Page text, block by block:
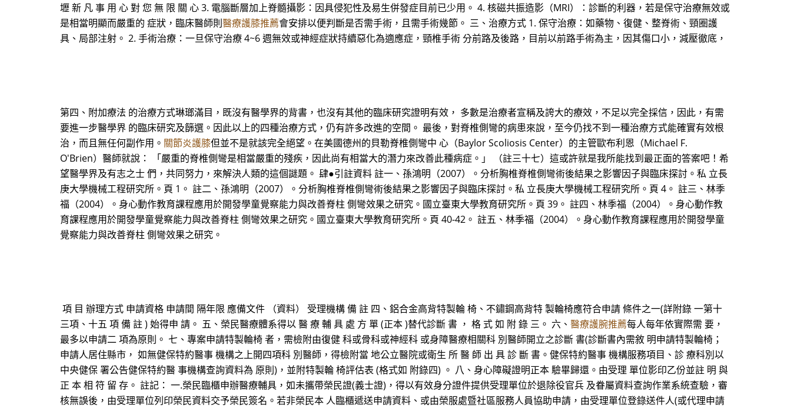
壢 新 凡 事 用 心 對 您 無 限 關 心 3. 電腦斷層加上脊髓攝影：因具侵犯性及易生併發症目前已少用。 4. 核磁共振造影（MRI）：診斷的利器，若是保守治療無效或
是相當明顯而嚴重的 症狀，臨床醫師則醫療護膝推薦會安排以便判斷是否需手術，且需手術幾節。 三、治療方式 1. 保守治療：如藥物、復健、整脊術、頸圈護
具、局部注射。 2. 手術治療：一旦保守治療 4~6 週無效或神經症狀持續惡化為適應症，頸椎手術 分前路及後路，目前以前路手術為主，因其傷口小，減壓徹底，
第四、附加療法 的治療方式琳瑯滿目，既沒有醫學界的背書，也沒有其他的臨床研究證明有效， 多數是治療者宣稱及誇大的療效，不足以完全採信，因此，有需
要進一步醫學界 的臨床研究及篩選。因此以上的四種治療方式，仍有許多改進的空間。 最後，對脊椎側彎的病患來說，至今仍找不到一種治療方式能確實有效根
治，而且無任何副作用。 關節炎護膝但並不是就該完全絕望。在美國德州的貝勒脊椎側彎中 心（Baylor Scoliosis Center）的主管歐布利恩（Michael F.
O'Brien）醫師就說： 「嚴重的脊椎側彎是相當嚴重的殘疾，因此尚有相當大的潛力來改善此種病症。」 （註三十七）這或許就是我所能找到最正面的答案吧！希
望醫學界及有志之士 們，共同努力，來解決人類的這個謎題。 肆●引註資料 註一、孫鴻明（2007）。分析胸椎脊椎側彎術後結果之影響因子與臨床探討。私 立長
庚大學機械工程研究所。頁 1。 註二、孫鴻明（2007）。分析胸椎脊椎側彎術後結果之影響因子與臨床探討。私 立長庚大學機械工程研究所。頁 4。 註三、林季
福（2004）。身心動作教育課程應用於開發學童覺察能力與改善脊柱 側彎效果之研究。國立臺東大學教育研究所。頁 39。 註四、林季福（2004）。身心動作教
育課程應用於開發學童覺察能力與改善脊柱 側彎效果之研究。國立臺東大學教育研究所。頁 40-42。 註五、林季福（2004）。身心動作教育課程應用於開發學童
覺察能力與改善脊柱 側彎效果之研究。
項 目 辦理方式 申請資格 申請間 隔年限 應備文件 （資料） 受理機構 備 註 四、鋁合金高背特製輪 椅、不鏽鋼高背特 製輪椅應符合申請 條件之一(詳附錄 一第十
三項、十五 項 備 註 ) 始得申 請。 五、榮民醫療體系得以 醫 療 輔 具 處 方 單 (正本 )替代診斷 書 ， 格 式 如 附 錄 三。 六、 醫療護腕推薦每人每年依實際需 要，
最多以申請二 項為原則。 七、專案申請特製輪椅 者，需檢附由復健 科或骨科或神經科 或身障醫療相關科 別醫師開立之診斷 書(診斷書內需敘 明申請特製輪椅；
申請人居住縣市， 如無健保特約醫事 機構之上開四項科 別醫師，得檢附當 地公立醫院或衛生 所 醫 師 出 具 診 斷 書。健保特約醫事 機構服務項目、診 療科別以
中央健保 署公告健保特約醫 事機構查詢資料為 原則)，並附特製輪 椅評估表 (格式如 附錄四) 。 八、身心障礙證明正本 驗畢歸還。由受理 單位影印乙份並註 明 與
正 本 相 符 留 存。 註記： 一.榮民臨櫃申辦醫療輔具，如未攜帶榮民證(義士證)，得以有效身分證件提供受理單位於退除役官兵 及眷屬資料查詢作業系統查驗，審
核無誤後，由受理單位列印榮民資料交予榮民簽名。若非榮民本 人臨櫃遞送申請資料、或由榮服處暨社區服務人員協助申請，由受理單位登錄送件人(或代理申請